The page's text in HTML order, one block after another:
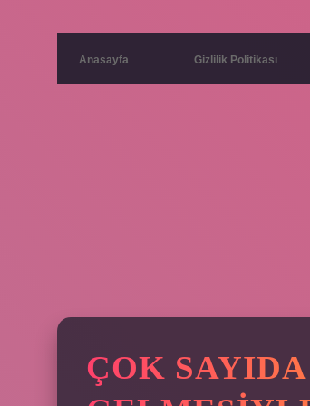
Anasayfa Gizlilik Politikası
ÇOK